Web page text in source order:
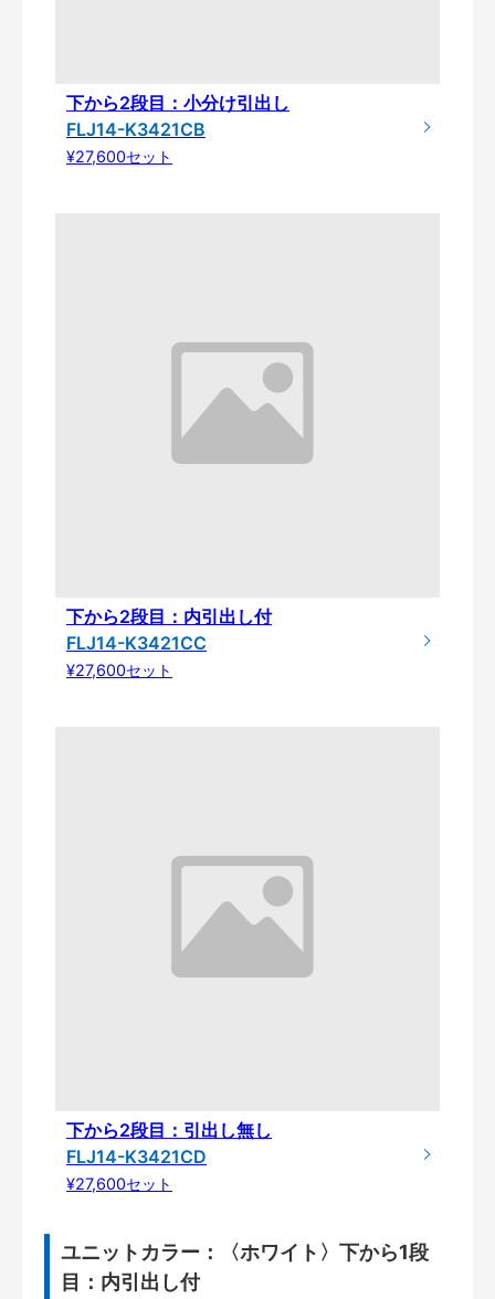
下から2段目：小分け引出し
FLJ14-K3421CB
¥27,600セット
下から2段目：内引出し付
FLJ14-K3421CC
¥27,600セット
下から2段目：引出し無し
FLJ14-K3421CD
¥27,600セット
ユニットカラー：〈ホワイト〉下から1段
目：内引出し付